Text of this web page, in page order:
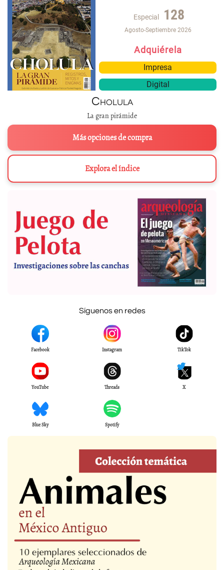
Especial 128
Agosto-Septiembre 2026
Adquiérela
Impresa
Digital
Cholula
La gran pirámide
Más opciones de compra
Explora el índice
Síguenos en redes
Facebook Instagram TikTok
YouTube Threads X
Blue Sky Spotify